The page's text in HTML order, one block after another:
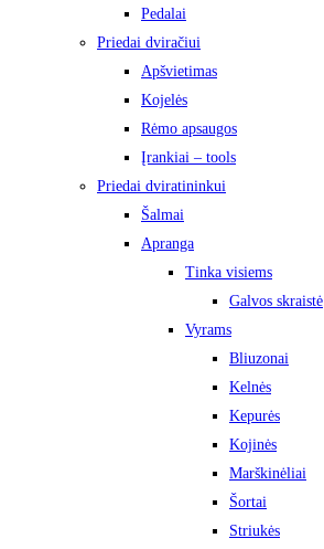
Pedalai
Priedai dviračiui
Apšvietimas
Kojelės
Rėmo apsaugos
Įrankiai – tools
Priedai dviratininkui
Šalmai
Apranga
Tinka visiems
Galvos skraistė
Vyrams
Bliuzonai
Kelnės
Kepurės
Kojinės
Marškinėliai
Šortai
Striukės